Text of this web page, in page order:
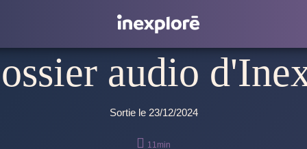
audio
Sortie le 23/12/2024
 11min